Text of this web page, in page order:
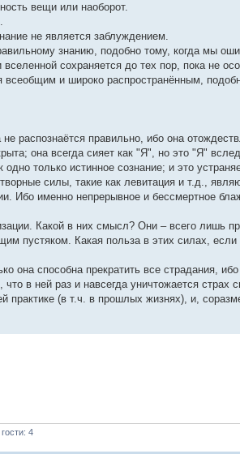
вещи или наоборот.
не является заблуждением.
знанию, подобно тому, когда мы
сохраняется до тех пор, пока не
и широко распространённым,
распознаётся правильно, ибо она
она всегда сияет как "Я", но это "Я"
только истинное сознание; и это
силы, такие как левитация и т.д.,
Ибо именно непрерывное и бессмертное
Какой в них смысл? Они – всего лишь
пустяком. Какая польза в этих силах, если
она способна прекратить все страдания,
в ней раз и навсегда уничтожается страх
практике (в т.ч. в прошлых жизнях), и,
4